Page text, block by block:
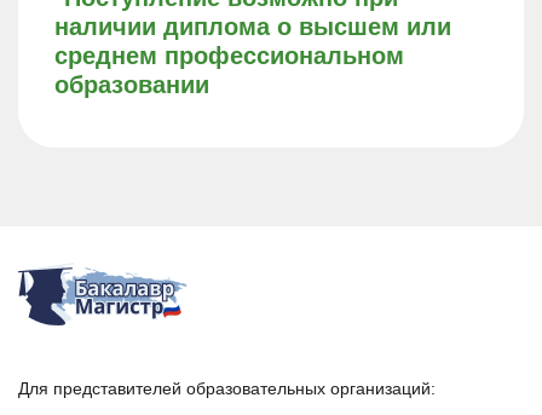
наличии диплома о высшем или
среднем профессиональном
образовании
Для представителей образовательных организаций: